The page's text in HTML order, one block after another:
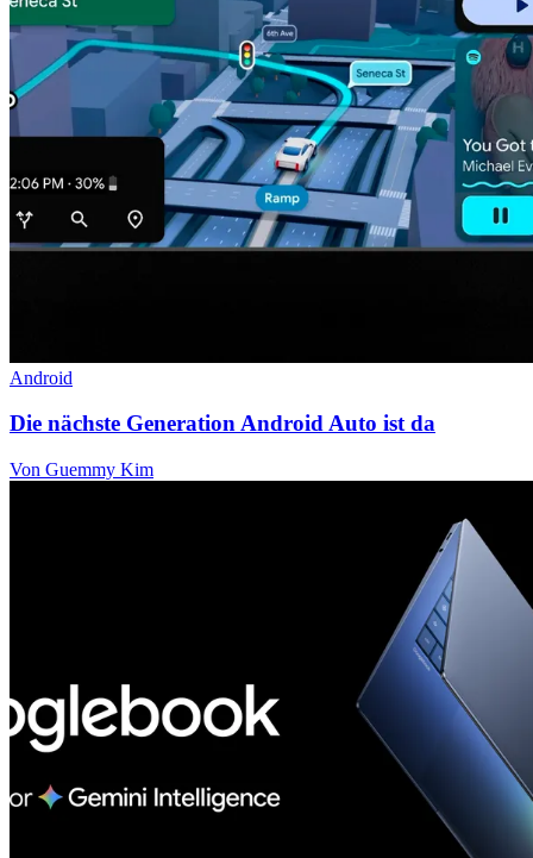
Android
Die nächste Generation Android Auto ist da
Von Guemmy Kim